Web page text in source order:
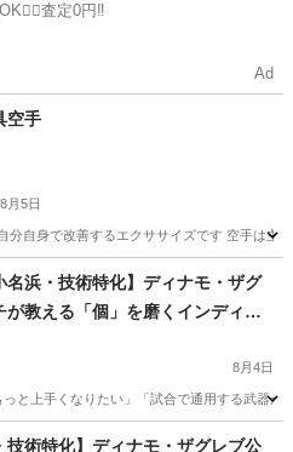
査定0円‼️
Ad
空手
8月5日
分自身で改善するエクササイズです 空手は
総合格闘技
名浜・技術特化】ディナモ・ザグ
が教える「個」を磨くインディビ
8月4日
と上手くなりたい」「試合で通用する武器
ー 幼児
技術特化】ディナモ・ザグレブ公